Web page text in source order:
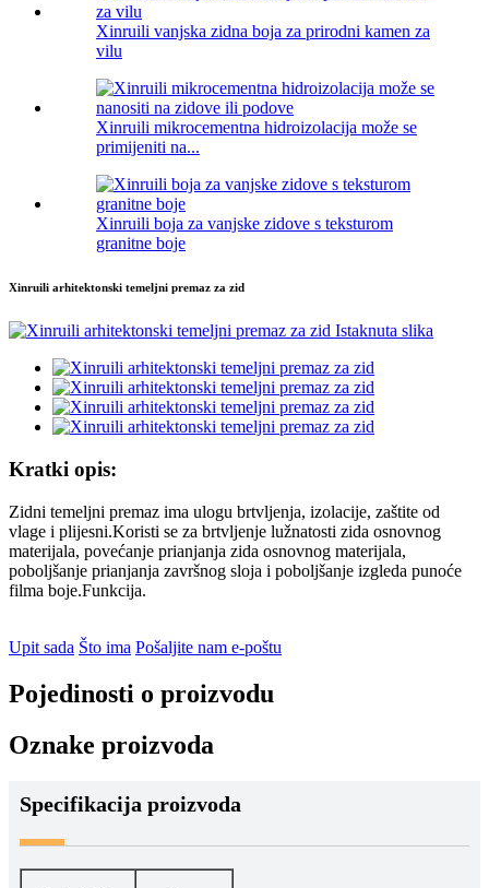
Xinruili vanjska zidna boja za prirodni kamen za
vilu
Xinruili mikrocementna hidroizolacija može se
primijeniti na...
Xinruili boja za vanjske zidove s teksturom
granitne boje
Xinruili arhitektonski temeljni premaz za zid
Kratki opis:
Zidni temeljni premaz ima ulogu brtvljenja, izolacije, zaštite od
vlage i plijesni.Koristi se za brtvljenje lužnatosti zida osnovnog
materijala, povećanje prianjanja zida osnovnog materijala,
poboljšanje prianjanja završnog sloja i poboljšanje izgleda punoće
filma boje.Funkcija.
Upit sada Što ima Pošaljite nam e-poštu
Pojedinosti o proizvodu
Oznake proizvoda
Specifikacija proizvoda